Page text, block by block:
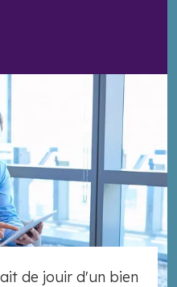
de jouir d'un bien